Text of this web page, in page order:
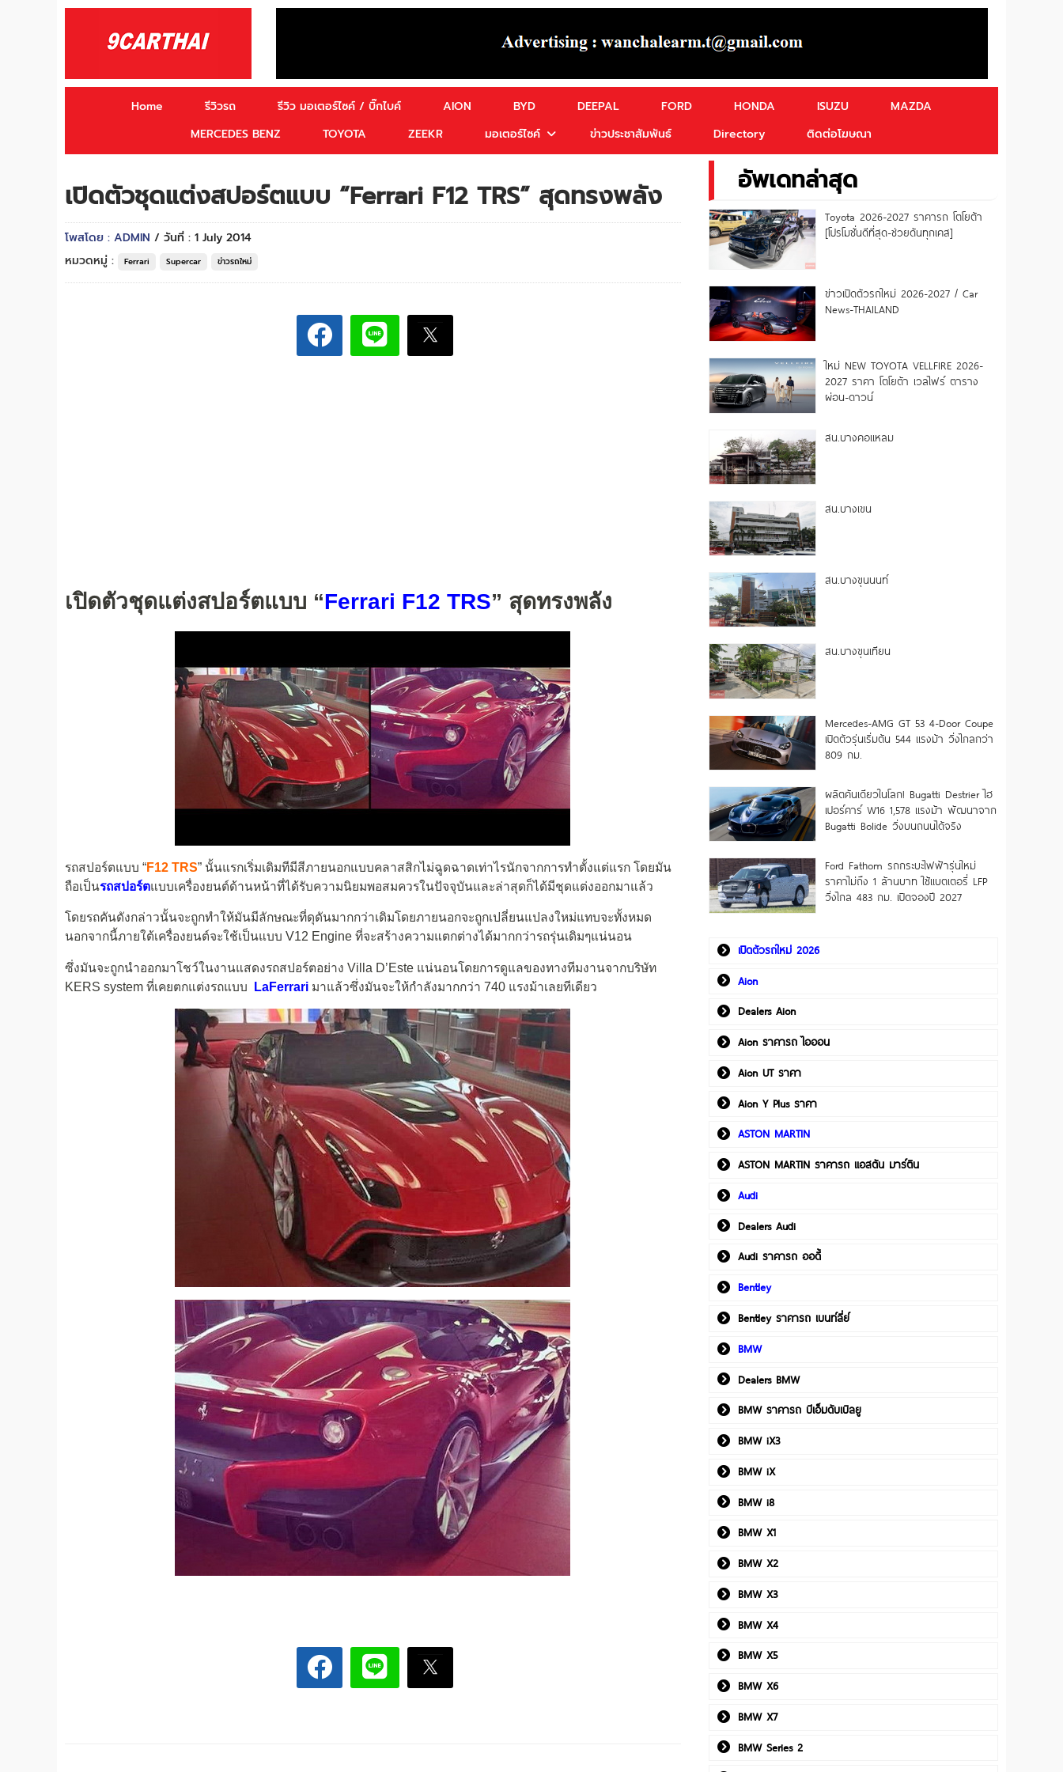
Home รีวิวรถ รีวิว มอเตอร์ไซค์ / บิ๊กไบค์ AION BYD DEEPAL FORD HONDA ISUZU
MAZDA
MERCEDES BENZ
TOYOTA ZEEKR มอเตอร์ไซค์ ข่าวประชาสัมพันธ์ Directory ติดต่อโฆษณา
เปิดตัวชุดแต่งสปอร์ตแบบ “Ferrari F12 TRS” สุดทรงพลัง
โพสโดย : ADMIN / วันที่ : 1 July 2014
หมวดหมู่ :
Ferrari Supercar ข่าวรถใหม่
เปิดตัวชุดแต่งสปอร์ตแบบ “Ferrari F12 TRS” สุดทรงพลัง
รถสปอร์ตแบบ “F12 TRS” นั้นแรกเริ่มเดิมทีมีสีภายนอกแบบคลาสสิกไม่ฉูดฉาดเท่าไรนักจากการทำตั้งแต่แรก โดยมัน
ถือเป็นรถสปอร์ตแบบเครื่องยนต์ด้านหน้าที่ได้รับความนิยมพอสมควรในปัจจุบันและล่าสุดก็ได้มีชุดแต่งออกมาแล้ว
โดยรถคันดังกล่าวนั้นจะถูกทำให้มันมีลักษณะที่ดุดันมากกว่าเดิมโดยภายนอกจะถูกเปลี่ยนแปลงใหม่แทบจะทั้งหมด
นอกจากนี้ภายใต้เครื่องยนต์จะใช้เป็นแบบ V12 Engine ที่จะสร้างความแตกต่างได้มากกว่ารถรุ่นเดิมๆแน่นอน
ซึ่งมันจะถูกนำออกมาโชว์ในงานแสดงรถสปอร์ตอย่าง Villa D’Este แน่นอนโดยการดูแลของทางทีมงานจากบริษัท
KERS system ที่เคยตกแต่งรถแบบ
LaFerrari มาแล้วซึ่งมันจะให้กำลังมากกว่า 740 แรงม้าเลยทีเดียว
อัพเดทล่าสุด
Toyota 2026-2027 ราคารถ โตโยต้า
[โปรโมชั่นดีที่สุด-ช่วยดันทุกเคส]
ข่าวเปิดตัวรถใหม่ 2026-2027 / Car
News-THAILAND
ใหม่ NEW TOYOTA VELLFIRE 2026-
2027 ราคา โตโยต้า เวลไฟร์ ตาราง
ผ่อน-ดาวน์
สน.บางคอแหลม
สน.บางเขน
สน.บางขุนนนท์
สน.บางขุนเทียน
Mercedes-AMG GT 53 4-Door Coupe
เปิดตัวรุ่นเริ่มต้น 544 แรงม้า วิ่งไกลกว่า
809 กม.
ผลิตคันเดียวในโลก! Bugatti Destrier ไฮ
เปอร์คาร์ W16 1,578 แรงม้า พัฒนาจาก
Bugatti Bolide วิ่งบนถนนได้จริง
Ford Fathom รถกระบะไฟฟ้ารุ่นใหม่
ราคาไม่ถึง 1 ล้านบาท ใช้แบตเตอรี่ LFP
วิ่งไกล 483 กม. เปิดจองปี 2027
เปิดตัวรถใหม่ 2026
Aion
Dealers Aion
Aion ราคารถ ไอออน
Aion UT ราคา
Aion Y Plus ราคา
ASTON MARTIN
ASTON MARTIN ราคารถ แอสตัน มาร์ติน
Audi
Dealers Audi
Audi ราคารถ ออดี้
Bentley
Bentley ราคารถ เบนท์ลี่ย์
BMW
Dealers BMW
BMW ราคารถ บีเอ็มดับเบิลยู
BMW iX3
BMW iX
BMW i8
BMW X1
BMW X2
BMW X3
BMW X4
BMW X5
BMW X6
BMW X7
BMW Series 2